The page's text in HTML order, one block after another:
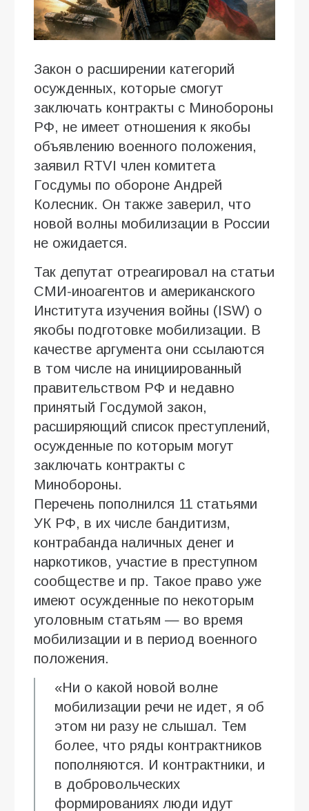
Закон о расширении категорий
осужденных, которые смогут
заключать контракты с Минобороны
РФ, не имеет отношения к якобы
объявлению военного положения,
заявил RTVI член комитета
Госдумы по обороне Андрей
Колесник. Он также заверил, что
новой волны мобилизации в России
не ожидается.
Так депутат отреагировал на статьи
СМИ-иноагентов и американского
Института изучения войны (ISW) о
якобы подготовке мобилизации. В
качестве аргумента они ссылаются
в том числе на инициированный
правительством РФ и недавно
принятый Госдумой закон,
расширяющий список преступлений,
осужденные по которым могут
заключать контракты с
Минобороны.
Перечень пополнился 11 статьями
УК РФ, в их числе бандитизм,
контрабанда наличных денег и
наркотиков, участие в преступном
сообществе и пр. Такое право уже
имеют осужденные по некоторым
уголовным статьям — во время
мобилизации и в период военного
положения.
«Ни о какой новой волне
мобилизации речи не идет, я об
этом ни разу не слышал. Тем
более, что ряды контрактников
пополняются. И контрактники, и
в добровольческих
формированиях люди идут